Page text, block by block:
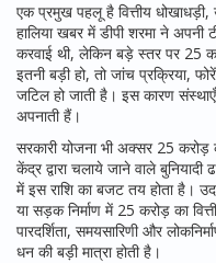
एक प्रमुख पहलू है वित्तीय धोखाधड़ी,
हालिया खबर में डीपी शरमा ने
करवाई थी, लेकिन बड़े स्तर पर 25
इतनी बड़ी हो, तो जांच प्रक्रिया,
जटिल हो जाती है। इस कारण संस्थाएँ
अपनाती हैं।
सरकारी योजना भी अक्सर 25 करोड़
केंद्र द्वारा चलाये जाने वाले
में इस राशि का बजट तय होता है।
या सड़क निर्माण में 25 करोड़ का
पारदर्शिता, समयसारिणी और
धन की बड़ी मात्रा होती है।